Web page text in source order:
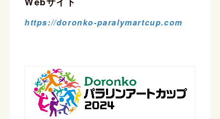
https://doronko-paralymartcup.com